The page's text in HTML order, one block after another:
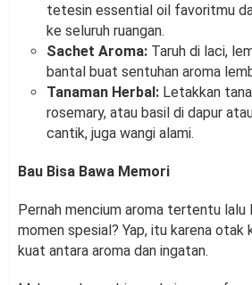
tetesin essential oil favoritmu
ke seluruh ruangan.
Sachet Aroma: Taruh di laci,
bantal buat sentuhan aroma
Tanaman Herbal: Letakkan
rosemary, atau basil di dapur
cantik, juga wangi alami.
Bau Bisa Bawa Memori
Pernah mencium aroma tertentu lalu
momen spesial? Yap, itu karena otak
kuat antara aroma dan ingatan.